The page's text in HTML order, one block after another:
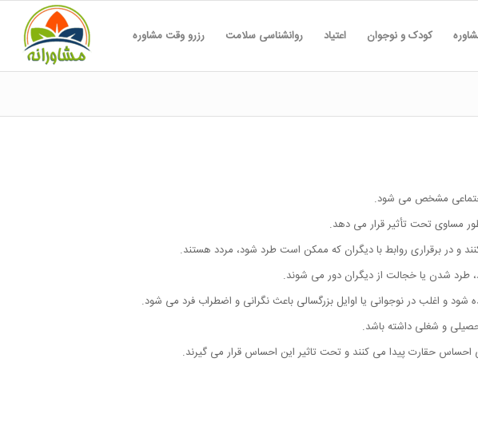
کودک و نوجوان اعتیاد روانشناسی سلامت رزرو وقت مشاوره
اجتماعی مشخص می شود.
و در برقراری روابط با دیگران که ممکن است طرد شود، مردد هستند.
طرد شدن یا خجالت از دیگران دور می شوند.
و اغلب در نوجوانی یا اوایل بزرگسالی باعث نگرانی و اضطراب فرد می شود.
و شغلی داشته باشد.
احساس حقارت پیدا می کنند و تحت تاثیر این احساس قرار می گیرند.